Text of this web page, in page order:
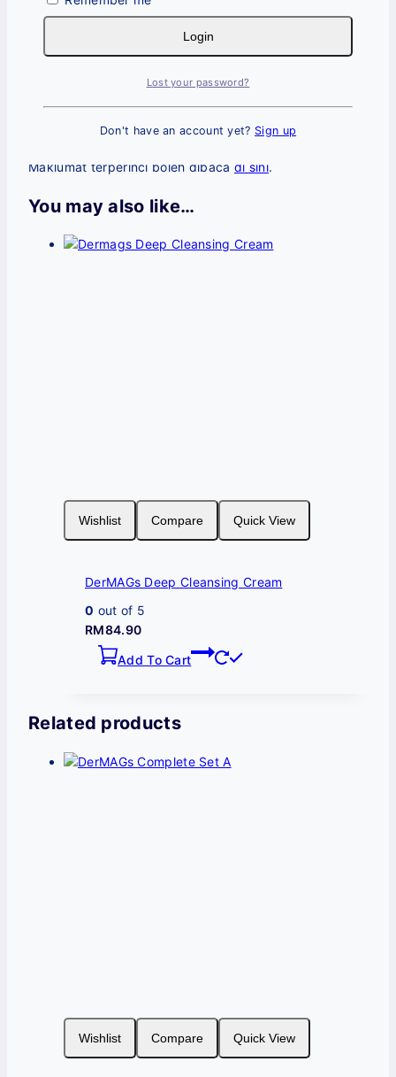
Sekiranya produk rosak atau tersalah hantar,
pelanggan layak untukpertukaran
Pelanggan perlumenghubungi kami terlebih
sebelum membuat pemulangan.
penghantaran baru dilakukan.
Maklumat terperinci boleh dibaca di sini.
You may also like…
Wishlist Compare Quick View
DerMAGs Deep Cleansing Cream
0 out of 5
RM84.90
Add To Cart
Related products
Wishlist Compare Quick View
Login
Lost your password?
Don't have an account yet? Sign up